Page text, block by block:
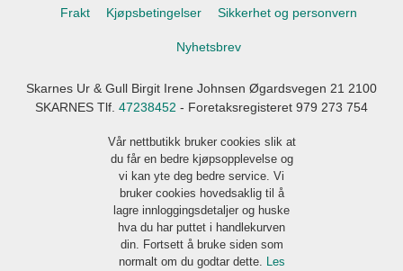
Frakt Kjøpsbetingelser Sikkerhet og personvern
Nyhetsbrev
Skarnes Ur & Gull Birgit Irene Johnsen Øgardsvegen 21 2100
SKARNES Tlf. 47238452 - Foretaksregisteret 979 273 754
Vår nettbutikk bruker cookies slik at
du får en bedre kjøpsopplevelse og
vi kan yte deg bedre service. Vi
bruker cookies hovedsaklig til å
lagre innloggingsdetaljer og huske
hva du har puttet i handlekurven
din. Fortsett å bruke siden som
normalt om du godtar dette. Les